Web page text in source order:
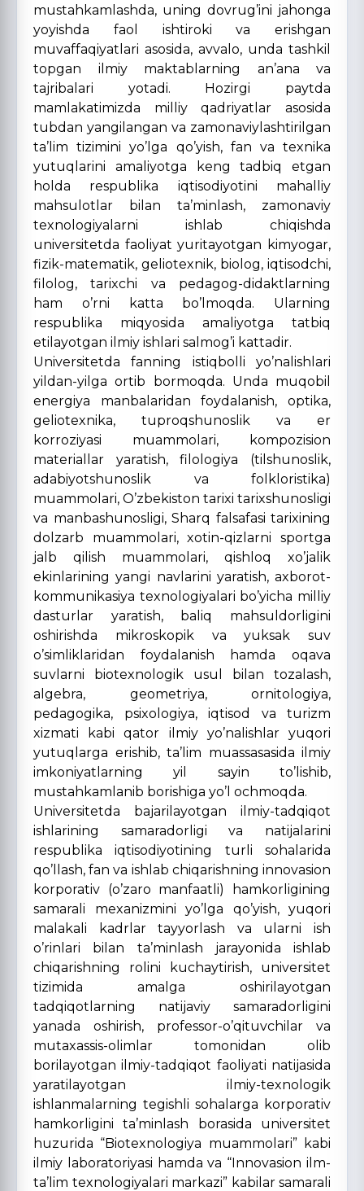
mustahkamlashda, uning dovrug’ini jahonga
yoyishda faol ishtiroki va erishgan
muvaffaqiyatlari asosida, avvalo, unda tashkil
topgan ilmiy maktablarning an’ana va
tajribalari yotadi. Hozirgi paytda
mamlakatimizda milliy qadriyatlar asosida
tubdan yangilangan va zamonaviylashtirilgan
ta’lim tizimini yo’lga qo’yish, fan va texnika
yutuqlarini amaliyotga keng tadbiq etgan
holda respublika iqtisodiyotini mahalliy
mahsulotlar bilan ta’minlash, zamonaviy
texnologiyalarni ishlab chiqishda
universitetda faoliyat yuritayotgan kimyogar,
fizik-matematik, geliotexnik, biolog, iqtisodchi,
filolog, tarixchi va pedagog-didaktlarning
ham o’rni katta bo’lmoqda. Ularning
respublika miqyosida amaliyotga tatbiq
etilayotgan ilmiy ishlari salmog’i kattadir.
Universitetda fanning istiqbolli yo’nalishlari
yildan-yilga ortib bormoqda. Unda muqobil
energiya manbalaridan foydalanish, optika,
geliotexnika, tuproqshunoslik va er
korroziyasi muammolari, kompozision
materiallar yaratish, filologiya (tilshunoslik,
adabiyotshunoslik va folkloristika)
muammolari, O’zbekiston tarixi tarixshunosligi
va manbashunosligi, Sharq falsafasi tarixining
dolzarb muammolari, xotin-qizlarni sportga
jalb qilish muammolari, qishloq xo’jalik
ekinlarining yangi navlarini yaratish, axborot-
kommunikasiya texnologiyalari bo’yicha milliy
dasturlar yaratish, baliq mahsuldorligini
oshirishda mikroskopik va yuksak suv
o’simliklaridan foydalanish hamda oqava
suvlarni biotexnologik usul bilan tozalash,
algebra, geometriya, ornitologiya,
pedagogika, psixologiya, iqtisod va turizm
xizmati kabi qator ilmiy yo’nalishlar yuqori
yutuqlarga erishib, ta’lim muassasasida ilmiy
imkoniyatlarning yil sayin to’lishib,
mustahkamlanib borishiga yo’l ochmoqda.
Universitetda bajarilayotgan ilmiy-tadqiqot
ishlarining samaradorligi va natijalarini
respublika iqtisodiyotining turli sohalarida
qo’llash, fan va ishlab chiqarishning innovasion
korporativ (o’zaro manfaatli) hamkorligining
samarali mexanizmini yo’lga qo’yish, yuqori
malakali kadrlar tayyorlash va ularni ish
o’rinlari bilan ta’minlash jarayonida ishlab
chiqarishning rolini kuchaytirish, universitet
tizimida amalga oshirilayotgan
tadqiqotlarning natijaviy samaradorligini
yanada oshirish, professor-o’qituvchilar va
mutaxassis-olimlar tomonidan olib
borilayotgan ilmiy-tadqiqot faoliyati natijasida
yaratilayotgan ilmiy-texnologik
ishlanmalarning tegishli sohalarga korporativ
hamkorligini ta’minlash borasida universitet
huzurida “Biotexnologiya muammolari” kabi
ilmiy laboratoriyasi hamda va “Innovasion ilm-
ta’lim texnologiyalari markazi” kabilar samarali